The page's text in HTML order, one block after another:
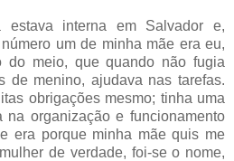
estava interna em Salvador e,
um de minha mãe era eu,
do meio, que quando não fugia
de menino, ajudava nas tarefas.
obrigações mesmo; tinha uma
na organização e funcionamento
era porque minha mãe quis me
de verdade, foi-se o nome,